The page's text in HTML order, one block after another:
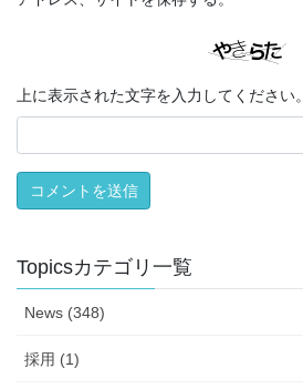
上に表示された文字を入力してください。
Topicsカテゴリ一覧
News (348)
採用 (1)